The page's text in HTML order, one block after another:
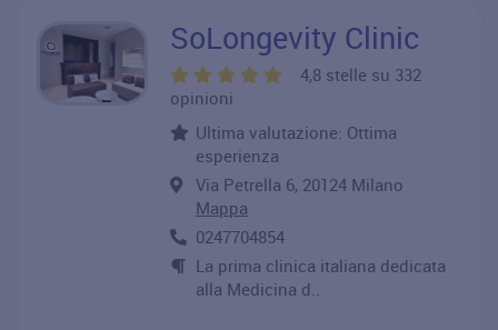
SoLongevity Clinic
4,8 stelle su 332
opinioni
Ultima valutazione: Ottima
esperienza
Via Petrella 6, 20124 Milano
Mappa
0247704854
La prima clinica italiana dedicata
alla Medicina d..